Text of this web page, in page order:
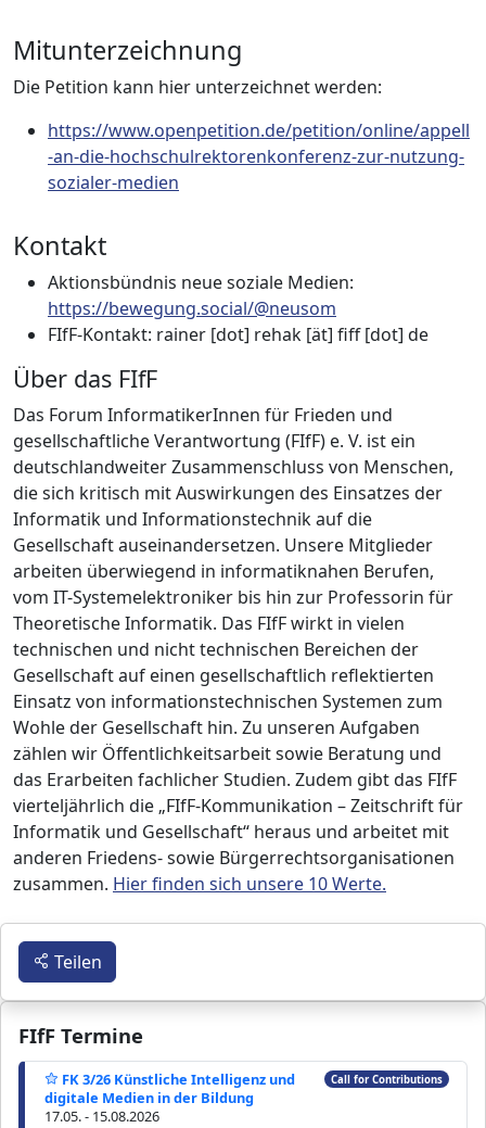
Mitunterzeichnung
Die Petition kann hier unterzeichnet werden:
https://www.openpetition.de/petition/online/appell
-an-die-hochschulrektorenkonferenz-zur-nutzung-
sozialer-medien
Kontakt
Aktionsbündnis neue soziale Medien:
https://bewegung.social/@neusom
FIfF-Kontakt: rainer [dot] rehak [ät] fiff [dot] de
Über das FIfF
Das Forum InformatikerInnen für Frieden und
gesellschaftliche Verantwortung (FIfF) e. V. ist ein
deutschlandweiter Zusammenschluss von Menschen,
die sich kritisch mit Auswirkungen des Einsatzes der
Informatik und Informationstechnik auf die
Gesellschaft auseinandersetzen. Unsere Mitglieder
arbeiten überwiegend in informatiknahen Berufen,
vom IT-Systemelektroniker bis hin zur Professorin für
Theoretische Informatik. Das FIfF wirkt in vielen
technischen und nicht technischen Bereichen der
Gesellschaft auf einen gesellschaftlich reflektierten
Einsatz von informationstechnischen Systemen zum
Wohle der Gesellschaft hin. Zu unseren Aufgaben
zählen wir Öffentlichkeitsarbeit sowie Beratung und
das Erarbeiten fachlicher Studien. Zudem gibt das FIfF
vierteljährlich die „FIfF-Kommunikation – Zeitschrift für
Informatik und Gesellschaft“ heraus und arbeitet mit
anderen Friedens- sowie Bürgerrechtsorganisationen
zusammen. Hier finden sich unsere 10 Werte.
FIfF Termine
FK 3/26 Künstliche Intelligenz und
digitale Medien in der Bildung
17.05. - 15.08.2026
Call for Contributions
Teilen